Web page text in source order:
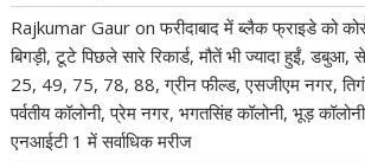
Rajkumar Gaur onफरीदाबाद में ब्लैक फ्राइडे को
बिगड़ी, टूटे पिछले सारे रिकार्ड, मौतें भी ज्यादा हुईं,
25, 49, 75, 78, 88, ग्रीन फील्ड, एसजीएम नगर,
पर्वतीय कॉलोनी, प्रेम नगर, भगतसिंह कॉलोनी, भूड़
एनआईटी 1 में सर्वाधिक मरीज